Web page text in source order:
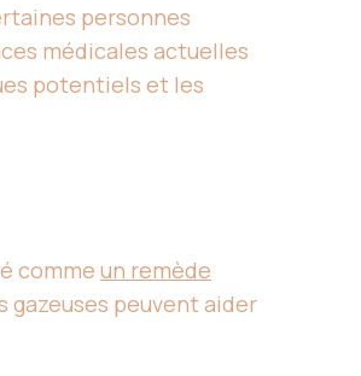
personnes
médicales actuelles
potentiels et les
comme un remède
gazeuses peuvent aider